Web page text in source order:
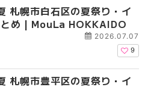
札幌市白石区の夏祭り・イ
め | MouLa HOKKAIDO
2026.07.07
9
札幌市豊平区の夏祭り・イ
【2026年最新】札幌
ガーデン｜オープン日
大通公園から穴場テ
2026年夏 札幌市白石
【2026年最新】札幌
ガーデン｜オープン日
大通公園から穴場テ
2026年夏 札幌市北区